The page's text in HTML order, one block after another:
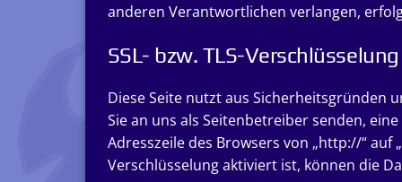
anderen Verantwortlichen verlangen,
SSL- bzw. TLS-Verschlüsselung
Diese Seite nutzt aus Sicherheitsgründen
Sie an uns als Seitenbetreiber senden,
Adresszeile des Browsers von „http://“ auf
Verschlüsselung aktiviert ist, können die